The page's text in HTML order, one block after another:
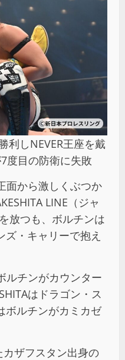
利しNEVER王座を戴
度目の防衛に失敗
面から激しくぶつか
LINE（ジャ
放つも、ボルチンは
・キャリーで抱え
ルチンがカウンター
はドラゴン・ス
ボルチンがカミカゼ
ザフスタン出身の